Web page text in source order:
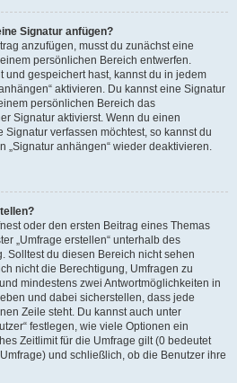
Signatur anfügen?
anzufügen, musst du zunächst eine
persönlichen Bereich entwerfen.
und gespeichert hast, kannst du in jedem
aktivieren. Du kannst eine Signatur
persönlichen Bereich das
Signatur aktivierst. Wenn du einen
verfassen möchtest, so kannst du
„Signatur anhängen“ wieder deaktivieren.
oder den ersten Beitrag eines Themas
„Umfrage erstellen“ unterhalb des
Solltest du diesen Bereich nicht sehen
nicht die Berechtigung, Umfragen zu
mindestens zwei Antwortmöglichkeiten in
und dabei sicherstellen, dass jede
Zeile steht. Du kannst auch unter
festlegen, wie viele Optionen ein
Zeitlimit für die Umfrage gilt (0 bedeutet
und schließlich, ob die Benutzer ihre